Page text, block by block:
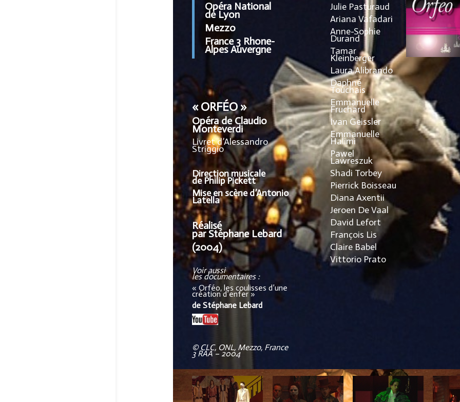
Opéra National
de Lyon
Mezzo
France 3 Rhone-
Alpes Auvergne
« ORFÉO »
Opéra de Claudio
Monteverdi
Livret d’Alessandro
Striggio
Direction musicale
de Philip Pickett
Mise en scène d’Antonio
Latella
Réalisé
par Stéphane Lebard
(2004)
Voir aussi
les documentaires :
« Orféo, les coulisses d’une
création d’enfer »
de Stéphane Lebard
© CLC, ONL, Mezzo, France
3 RAA – 2004
Julie Pasturaud
Ariana Vafadari
Anne-Sophie
Durand
Tamar
Kleinberger
Laura Alibrando
Daphné
Touchais
Emmanuelle
Fruchard
Ivan Geissler
Emmanuelle
Halimi
Pawel
Lawreszuk
Shadi Torbey
Pierrick Boisseau
Diana Axentii
Jeroen De Vaal
David Lefort
François Lis
Claire Babel
Vittorio Prato